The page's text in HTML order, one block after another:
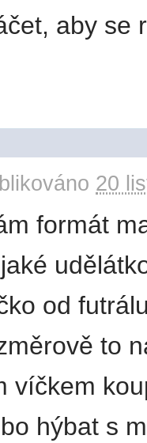
aby se
20
formát
od
to
víčkem
hýbat s